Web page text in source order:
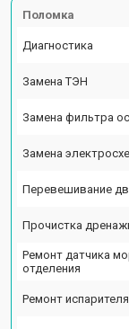
Поломка
Диагностика
Замена ТЭН
Замена фильтра
Замена
Перевешивание
Прочистка
Ремонт датчика
отделения
Ремонт испарителя